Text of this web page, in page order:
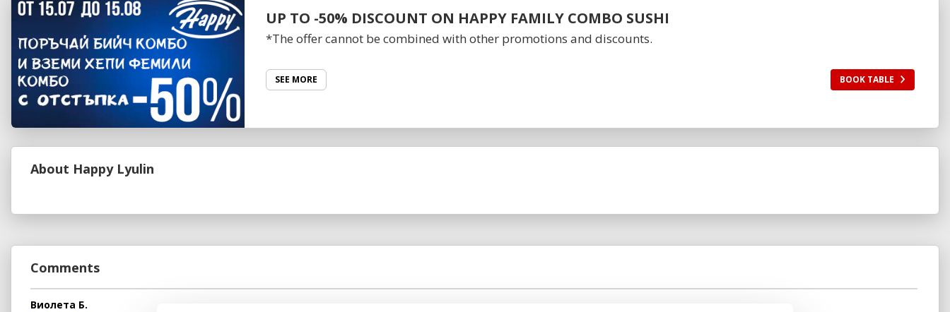
UP TO -50% DISCOUNT ON HAPPY FAMILY COMBO SUSHI
*The offer cannot be combined with other promotions and discounts.
SEE MORE BOOK TABLE
About Happy Lyulin
Comments
Виолета Б.